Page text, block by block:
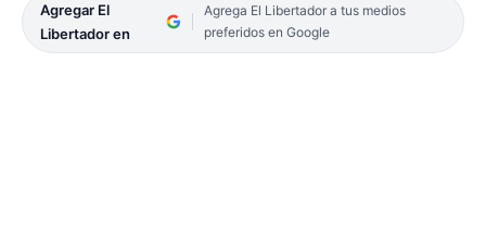
Agregar El
Libertador en
Agrega El Libertador a tus medios
preferidos en Google